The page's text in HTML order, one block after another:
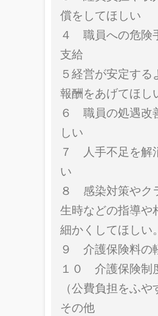
償をしてほしい
４ 職員への危険
支給
５経営が安定する
報酬をあげてほし
６ 職員の処遇改
しい
７ 人手不足を解
い
８ 感染対策やク
生時などの指導や
細かくしてほしい。
９ 介護保険料の
１０ 介護保険制
（公費負担をふや
その他